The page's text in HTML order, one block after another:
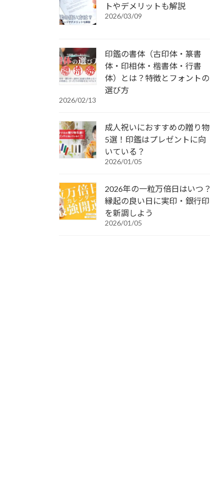
トやデメリットも解説
2026/03/09
印鑑の書体（古印体・篆書
体・印相体・楷書体・行書
体）とは？特徴とフォントの
選び方
2026/02/13
成人祝いにおすすめの贈り物
5選！印鑑はプレゼントに向
いている？
2026/01/05
2026年の一粒万倍日はいつ？
縁起の良い日に実印・銀行印
を新調しよう
2026/01/05